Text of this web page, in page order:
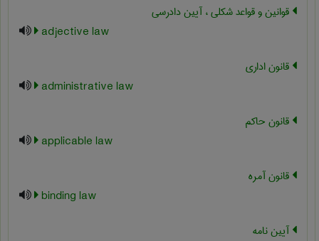
قوانین و قواعد شکلی ، آیین دادرسی
adjective law
قانون اداري
administrative law
قانون حاکم
applicable law
قانون آمره
binding law
آیین نامه